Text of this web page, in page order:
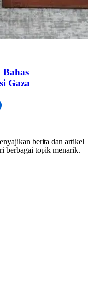
Bahas
Gaza
berita dan artikel
berbagai topik menarik.